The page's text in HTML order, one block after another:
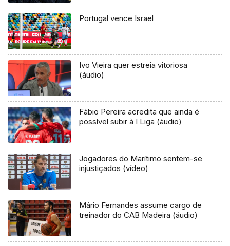
Portugal vence Israel
Ivo Vieira quer estreia vitoriosa
(áudio)
Fábio Pereira acredita que ainda é
possível subir à I Liga (áudio)
Jogadores do Marítimo sentem-se
injustiçados (vídeo)
Mário Fernandes assume cargo de
treinador do CAB Madeira (áudio)